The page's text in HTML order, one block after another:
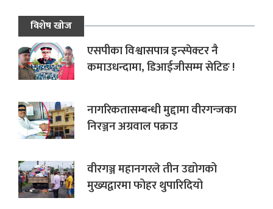
विशेष खोज
एसपीका विश्वासपात्र इन्स्पेक्टर नै
कमाउधन्दामा, डिआईजीसम्म सेटिङ !
नागरिकतासम्बन्धी मुद्दामा वीरगन्जका
निरञ्जन अग्रवाल पक्राउ
वीरगञ्ज महानगरले तीन उद्योगको
मुख्यद्वारमा फोहर थुपारिदियो